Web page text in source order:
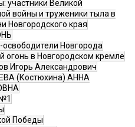
участники Великой
войны и труженики тыла в
Новгородского края
освободители Новгорода
огонь в Новгородском кремле
Игорь Александрович
(Костюхина) АННА
Победы